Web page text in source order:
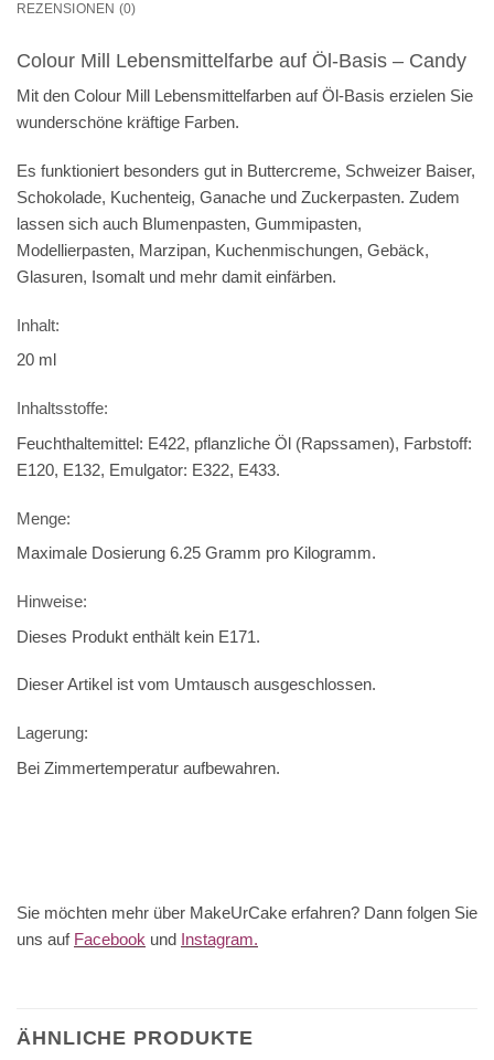
REZENSIONEN (0)
Colour Mill Lebensmittelfarbe auf Öl-Basis – Candy
Mit den Colour Mill Lebensmittelfarben auf Öl-Basis erzielen Sie
wunderschöne kräftige Farben.
Es funktioniert besonders gut in Buttercreme, Schweizer Baiser,
Schokolade, Kuchenteig, Ganache und Zuckerpasten. Zudem
lassen sich auch Blumenpasten, Gummipasten,
Modellierpasten, Marzipan, Kuchenmischungen, Gebäck,
Glasuren, Isomalt und mehr damit einfärben.
Inhalt:
20 ml
Inhaltsstoffe:
Feuchthaltemittel: E422, pflanzliche Öl (Rapssamen), Farbstoff:
E120, E132, Emulgator: E322, E433.
Menge:
Maximale Dosierung 6.25 Gramm pro Kilogramm.
Hinweise:
Dieses Produkt enthält kein E171.
Dieser Artikel ist vom Umtausch ausgeschlossen.
Lagerung:
Bei Zimmertemperatur aufbewahren.
Sie möchten mehr über MakeUrCake erfahren? Dann folgen Sie
uns auf Facebook und Instagram.
ÄHNLICHE PRODUKTE